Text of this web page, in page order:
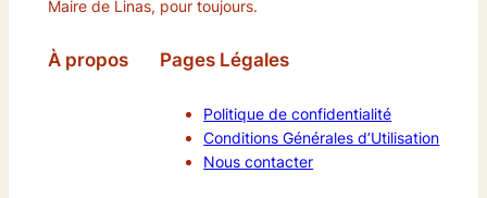
Maire de Linas, pour toujours.
À propos Pages Légales
Politique de confidentialité
Conditions Générales d’Utilisation
Nous contacter